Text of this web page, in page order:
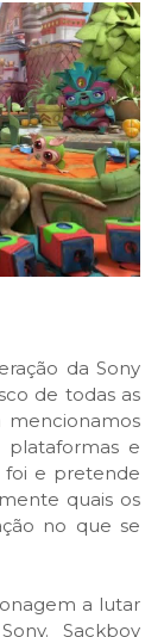
da Sony
de todas as
mencionamos
e
foi e pretende
quais os
no que se
a lutar
Sackboy